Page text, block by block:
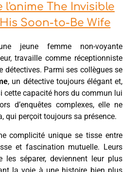
l'anime The Invisible
Soon-to-Be Wife
jeune femme non-voyante
travaille comme réceptionniste
détectives. Parmi ses collègues se
, un détective toujours élégant et,
cette capacité hors du commun lui
d’enquêtes complexes, elle ne
qui perçoit toujours sa présence.
complicité unique se tisse entre
et fascination mutuelle. Leurs
les séparer, deviennent leur plus